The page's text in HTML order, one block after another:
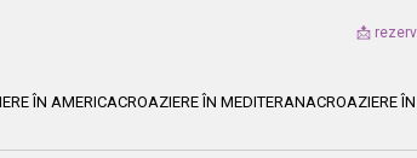
📩
ÎN AMERICACROAZIERE ÎN MEDITERANACROAZIERE